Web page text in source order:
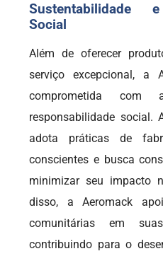
Sustentabilidade
Social
Além de oferecer
serviço excepcional, a
comprometida com
responsabilidade social.
adota práticas de
conscientes e busca
minimizar seu impacto
disso, a Aeromack
comunitárias em
contribuindo para o